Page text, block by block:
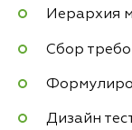
Иерархия
Сбор
Дизайн